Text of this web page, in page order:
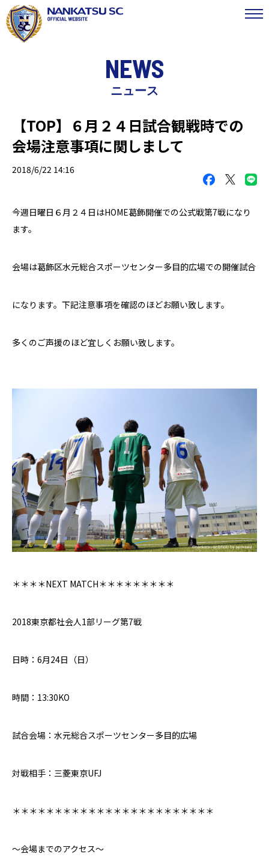
NEWS
ニュース
【TOP】６月２４日試合観戦時での
会場注意事項に関しまして
2018/6/22 14:16
今週日曜日 ６ 月２４ 日 はHOME葛飾開催での公式戦第7戦になり
ます。
会場は葛飾区水元総合スポーツセンター多目的広場での開催試合
になります。下記注意事項を確認のほどお願い致します。
多くのご声援のほど宜しくお願い致します。
＊＊＊＊NEXT MATCH＊＊＊＊＊＊＊＊＊
2018東京都社会人 1部リーグ第7戦
日時： 6月24日（日）
時間： 13:30KO
試合会場：水元総合スポーツセンター多目的広場
対戦相手：三菱東京UFJ
＊＊＊＊＊＊＊＊＊＊＊＊＊＊＊＊＊＊＊＊＊＊＊＊
〜会場までのアクセス〜